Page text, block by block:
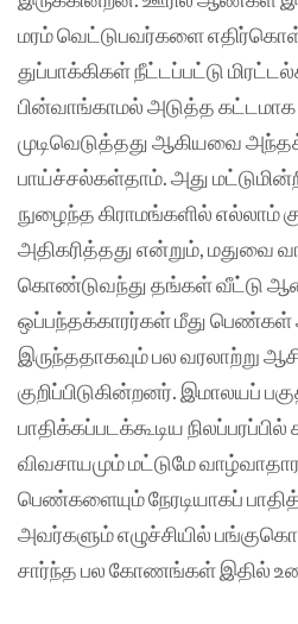
மரம் வெட்டுபவர்களை
துப்பாக்கிகள் நீட்டப்பட்டு
பின்வாங்காமல் அடுத்த
முடிவெடுத்தது ஆகியவை
பாய்ச்சல்கள்தாம். அது
நுழைந்த கிராமங்களில் எல்லாம்
அதிகரித்தது என்றும், மதுவை
கொண்டுவந்து தங்கள் வீட்டு
ஒப்பந்தக்காரர்கள் மீது பெண்கள்
இருந்ததாகவும் பல வரலாற்று
குறிப்பிடுகின்றனர். இமாலயப்
பாதிக்கப்படக்கூடிய
விவசாயமும் மட்டுமே
பெண்களையும் நேரடியாகப்
அவர்களும் எழுச்சியில்
சார்ந்த பல கோணங்கள் இதில்